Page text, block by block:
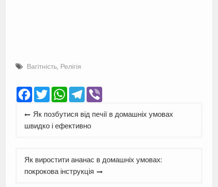
Вагітність, Релігія
Facebook
TwitterWhatsApp
Telegram
Viber
Навігація
записів
Як позбутися від печії в домашніх умовах
швидко і ефективно
Як виростити ананас в домашніх умовах:
покрокова інструкція